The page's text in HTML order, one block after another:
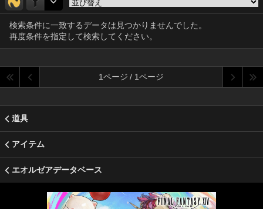
検索条件に一致するデータは見つかりませんでした。
再度条件を指定して検索してください。
1ページ / 1ページ
道具
アイテム
エオルゼアデータベース